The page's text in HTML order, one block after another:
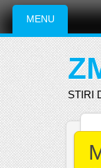
Main
Skip
content
MENU
STIRI